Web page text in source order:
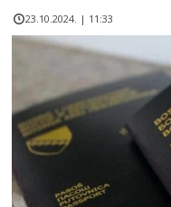
23.10.2024. | 11:33